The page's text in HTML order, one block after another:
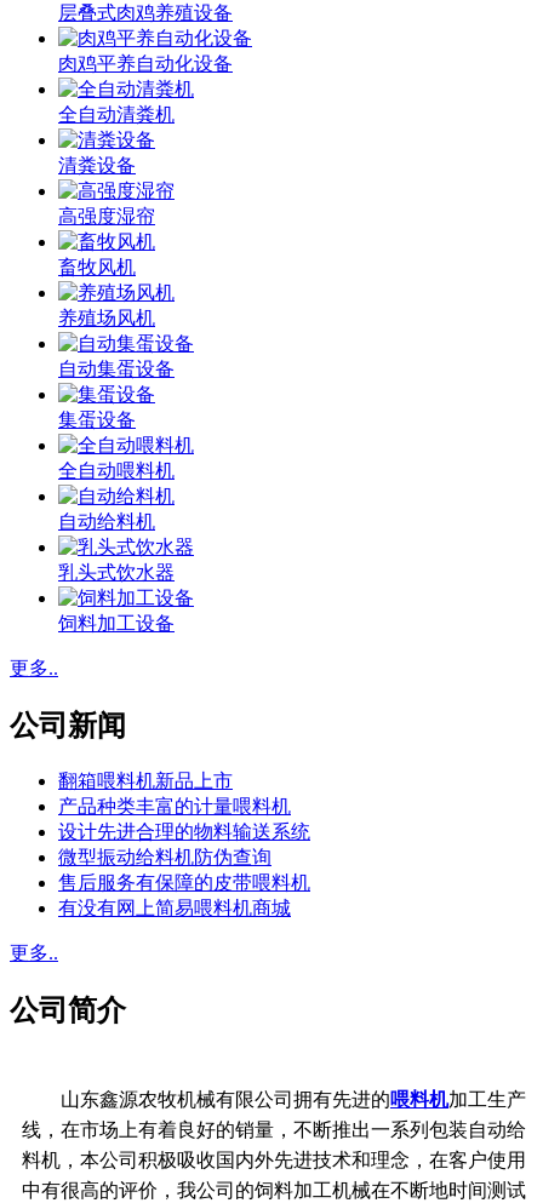
层叠式肉鸡养殖设备
肉鸡平养自动化设备
全自动清粪机
清粪设备
高强度湿帘
畜牧风机
养殖场风机
自动集蛋设备
集蛋设备
全自动喂料机
自动给料机
乳头式饮水器
饲料加工设备
更多..
公司新闻
翻箱喂料机新品上市
产品种类丰富的计量喂料机
设计先进合理的物料输送系统
微型振动给料机防伪查询
售后服务有保障的皮带喂料机
有没有网上简易喂料机商城
更多..
公司简介
山东鑫源农牧机械有限公司拥有先进的喂料机加工生产
线，在市场上有着良好的销量，不断推出一系列包装自动给
料机，本公司积极吸收国内外先进技术和理念，在客户使用
中有很高的评价，我公司的饲料加工机械在不断地时间测试